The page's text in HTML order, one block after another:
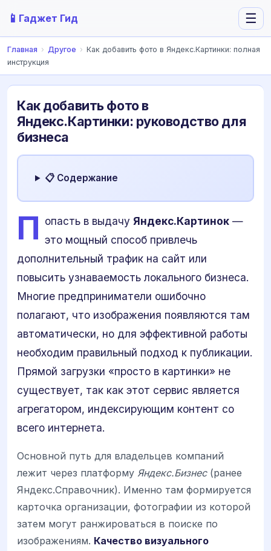
📱 Гаджет Гид ☰
Главная › Другое › Как добавить фото в Яндекс.Картинки: полная
инструкция
Как добавить фото в
Яндекс.Картинки: руководство для
бизнеса
📋 Содержание
П опасть в выдачу Яндекс.Картинок —
это мощный способ привлечь
дополнительный трафик на сайт или
повысить узнаваемость локального бизнеса.
Многие предприниматели ошибочно
полагают, что изображения появляются там
автоматически, но для эффективной работы
необходим правильный подход к публикации.
Прямой загрузки «просто в картинки» не
существует, так как этот сервис является
агрегатором, индексирующим контент со
всего интернета.
Основной путь для владельцев компаний
лежит через платформу Яндекс.Бизнес(ранее
Яндекс.Справочник). Именно там формируется
карточка организации, фотографии из которой
затем могут ранжироваться в поиске по
изображениям. Качество визуального